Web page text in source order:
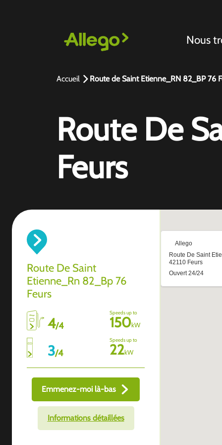
Nous
Accueil Route de Saint Etienne_RN 82_BP 76
Route De
Feurs
Route De Saint
Etienne_Rn 82_Bp 76
Feurs
4/4
Speeds up to
150kW
3/4
Speeds up to
22kW
Emmenez-moi là-bas
Informations détaillées